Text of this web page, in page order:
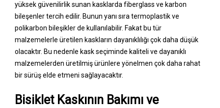
yüksek güvenilirlik sunan kasklarda fiberglass ve karbon
bileşenler tercih edilir. Bunun yanı sıra termoplastik ve
polikarbon bileşikler de kullanılabilir. Fakat bu tür
malzemelerle üretilen kaskların dayanıklılığı çok daha düşük
olacaktır. Bu nedenle kask seçiminde kaliteli ve dayanıklı
malzemelerden üretilmiş ürünlere yönelmen çok daha rahat
bir sürüş elde etmeni sağlayacaktır.
Bisiklet Kaskının Bakımı ve